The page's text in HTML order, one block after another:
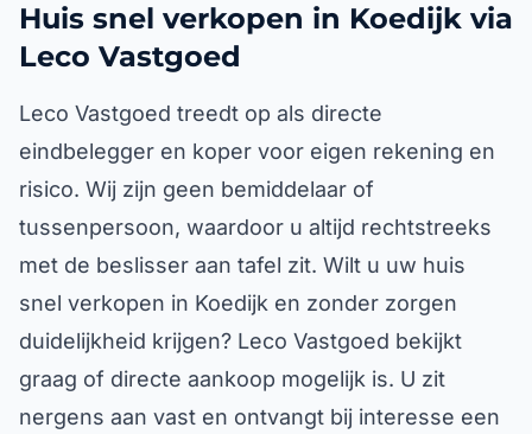
Huis snel verkopen in Koedijk via
Leco Vastgoed
Leco Vastgoed treedt op als directe
eindbelegger en koper voor eigen rekening en
risico. Wij zijn geen bemiddelaar of
tussenpersoon, waardoor u altijd rechtstreeks
met de beslisser aan tafel zit. Wilt u uw huis
snel verkopen in Koedijk en zonder zorgen
duidelijkheid krijgen? Leco Vastgoed bekijkt
graag of directe aankoop mogelijk is. U zit
nergens aan vast en ontvangt bij interesse een